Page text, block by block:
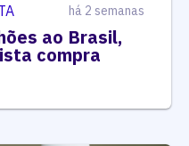
há 2 semanas
ao Brasil,
compra